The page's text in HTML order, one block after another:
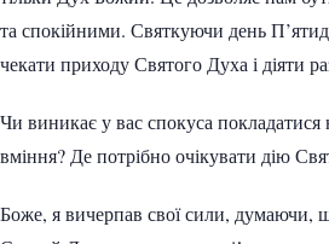
та спокійними. Святкуючи день
чекати приходу Святого Духа і діяти
Чи виникає у вас спокуса покладатися
вміння? Де потрібно очікувати дію
Боже, я вичерпав свої сили, думаючи,